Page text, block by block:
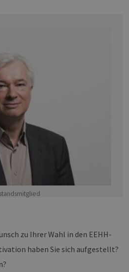
zu Ihrer Wahl in den EEHH-
haben Sie sich aufgestellt?